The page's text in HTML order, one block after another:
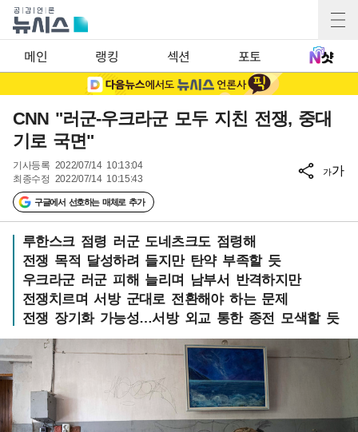
메인 랭킹 섹션 포토
CNN "러군-우크라군 모두 지친 전쟁, 중대
기로 국면"
기사등록 2022/07/14 10:13:04
최종수정 2022/07/14 10:15:43
구글에서 선호하는 매체로 추가
가가
루한스크 점령 러군 도네츠크도 점령해
전쟁 목적 달성하려 들지만 탄약 부족할 듯
우크라군 러군 피해 늘리며 남부서 반격하지만
전쟁치르며 서방 군대로 전환해야 하는 문제
전쟁 장기화 가능성…서방 외교 통한 종전 모색할 듯